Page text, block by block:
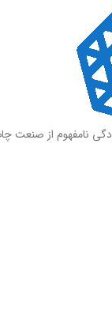
نامفهوم از صنعت